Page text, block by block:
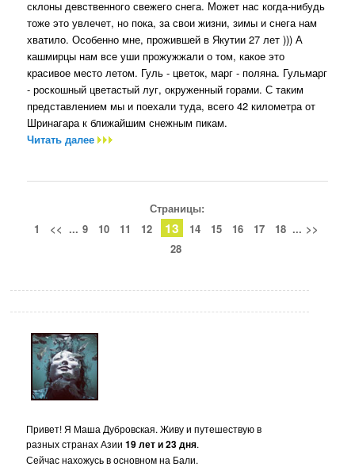
склоны девственного свежего снега. Может нас когда-нибудь
тоже это увлечет, но пока, за свои жизни, зимы и снега нам
хватило. Особенно мне, прожившей в Якутии 27 лет ))) А
кашмирцы нам все уши прожужжали о том, какое это
красивое место летом. Гуль - цветок, марг - поляна. Гульмарг
- роскошный цветастый луг, окруженный горами. С таким
представлением мы и поехали туда, всего 42 километра от
Шринагара к ближайшим снежным пикам.
Читать далее
Страницы:
1
<< ... 9 10 11 12 13 14 15 16 17 18 ... >>
28
Привет! Я Маша Дубровская. Живу и путешествую в
разных странах Азии19 лет и 23 дня.
Сейчас нахожусь в основном на Бали.